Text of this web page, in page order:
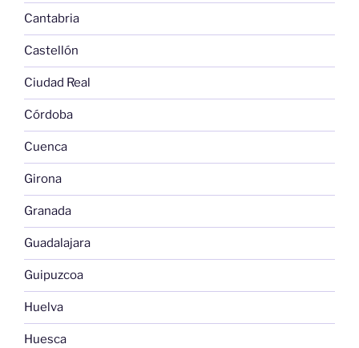
Cantabria
Castellón
Ciudad Real
Córdoba
Cuenca
Girona
Granada
Guadalajara
Guipuzcoa
Huelva
Huesca